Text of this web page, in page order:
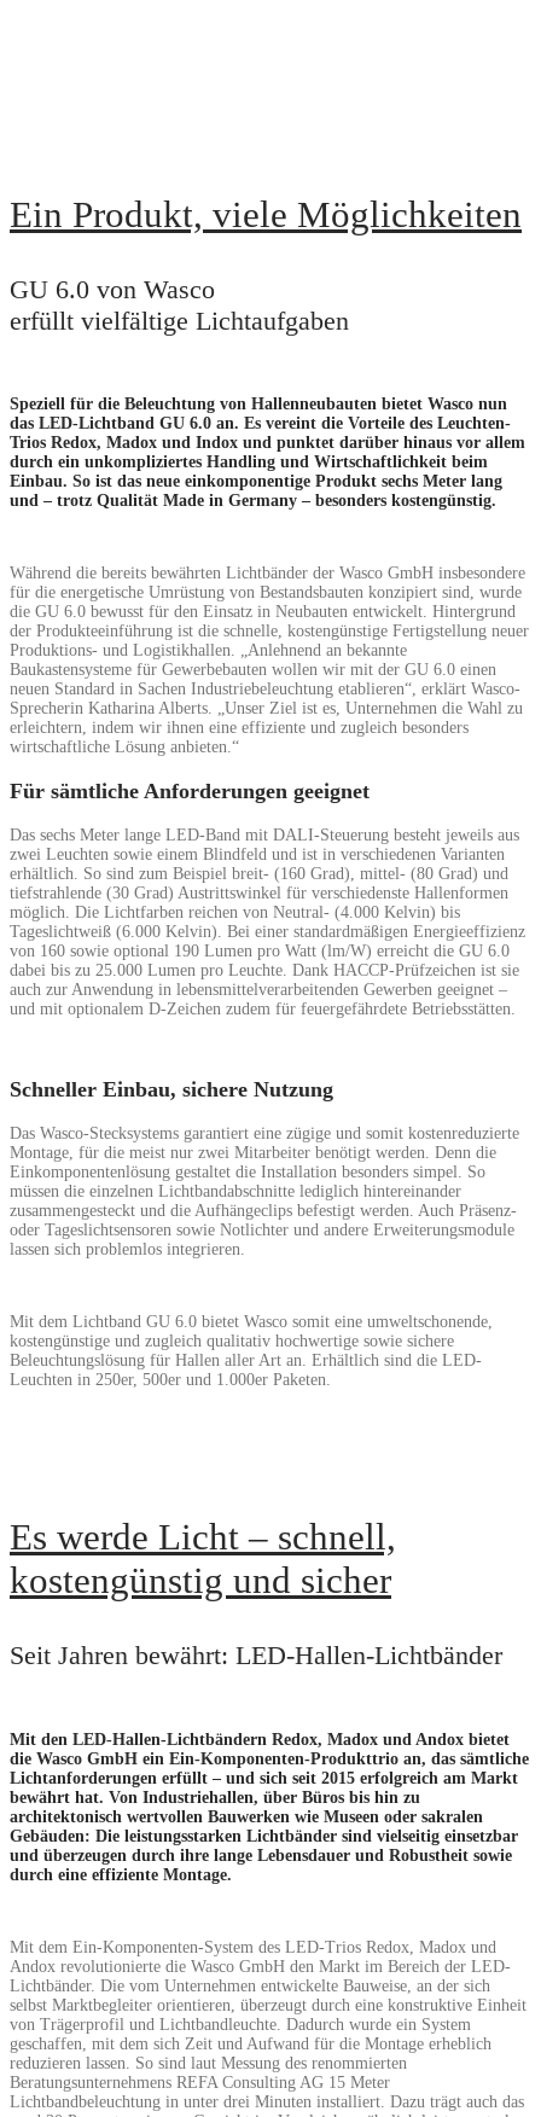
Ein Produkt, viele Möglichkeiten
GU 6.0 von Wasco
erfüllt vielfältige Lichtaufgaben
Speziell für die Beleuchtung von Hallenneubauten bietet Wasco nun
das LED-Lichtband GU 6.0 an. Es vereint die Vorteile des Leuchten-
Trios Redox, Madox und Indox und punktet darüber hinaus vor allem
durch ein unkompliziertes Handling und Wirtschaftlichkeit beim
Einbau. So ist das neue einkomponentige Produkt sechs Meter lang
und – trotz Qualität Made in Germany – besonders kostengünstig.
Während die bereits bewährten Lichtbänder der Wasco GmbH insbesondere
für die energetische Umrüstung von Bestandsbauten konzipiert sind, wurde
die GU 6.0 bewusst für den Einsatz in Neubauten entwickelt. Hintergrund
der Produkteeinführung ist die schnelle, kostengünstige Fertigstellung neuer
Produktions- und Logistikhallen. „Anlehnend an bekannte
Baukastensysteme für Gewerbebauten wollen wir mit der GU 6.0 einen
neuen Standard in Sachen Industriebeleuchtung etablieren“, erklärt Wasco-
Sprecherin Katharina Alberts. „Unser Ziel ist es, Unternehmen die Wahl zu
erleichtern, indem wir ihnen eine effiziente und zugleich besonders
wirtschaftliche Lösung anbieten.“
Für sämtliche Anforderungen geeignet
Das sechs Meter lange LED-Band mit DALI-Steuerung besteht jeweils aus
zwei Leuchten sowie einem Blindfeld und ist in verschiedenen Varianten
erhältlich. So sind zum Beispiel breit- (160 Grad), mittel- (80 Grad) und
tiefstrahlende (30 Grad) Austrittswinkel für verschiedenste Hallenformen
möglich. Die Lichtfarben reichen von Neutral- (4.000 Kelvin) bis
Tageslichtweiß (6.000 Kelvin). Bei einer standardmäßigen Energieeffizienz
von 160 sowie optional 190 Lumen pro Watt (lm/W) erreicht die GU 6.0
dabei bis zu 25.000 Lumen pro Leuchte. Dank HACCP-Prüfzeichen ist sie
auch zur Anwendung in lebensmittelverarbeitenden Gewerben geeignet –
und mit optionalem D-Zeichen zudem für feuergefährdete Betriebsstätten.
Schneller Einbau, sichere Nutzung
Das Wasco-Stecksystems garantiert eine zügige und somit kostenreduzierte
Montage, für die meist nur zwei Mitarbeiter benötigt werden. Denn die
Einkomponentenlösung gestaltet die Installation besonders simpel. So
müssen die einzelnen Lichtbandabschnitte lediglich hintereinander
zusammengesteckt und die Aufhängeclips befestigt werden. Auch Präsenz-
oder Tageslichtsensoren sowie Notlichter und andere Erweiterungsmodule
lassen sich problemlos integrieren.
Mit dem Lichtband GU 6.0 bietet Wasco somit eine umweltschonende,
kostengünstige und zugleich qualitativ hochwertige sowie sichere
Beleuchtungslösung für Hallen aller Art an. Erhältlich sind die LED-
Leuchten in 250er, 500er und 1.000er Paketen.
Es werde Licht – schnell,
kostengünstig und sicher
Seit Jahren bewährt: LED-Hallen-Lichtbänder
Mit den LED-Hallen-Lichtbändern Redox, Madox und Andox bietet
die Wasco GmbH ein Ein-Komponenten-Produkttrio an, das sämtliche
Lichtanforderungen erfüllt – und sich seit 2015 erfolgreich am Markt
bewährt hat. Von Industriehallen, über Büros bis hin zu
architektonisch wertvollen Bauwerken wie Museen oder sakralen
Gebäuden: Die leistungsstarken Lichtbänder sind vielseitig einsetzbar
und überzeugen durch ihre lange Lebensdauer und Robustheit sowie
durch eine effiziente Montage.
Mit dem Ein-Komponenten-System des LED-Trios Redox, Madox und
Andox revolutionierte die Wasco GmbH den Markt im Bereich der LED-
Lichtbänder. Die vom Unternehmen entwickelte Bauweise, an der sich
selbst Marktbegleiter orientieren, überzeugt durch eine konstruktive Einheit
von Trägerprofil und Lichtbandleuchte. Dadurch wurde ein System
geschaffen, mit dem sich Zeit und Aufwand für die Montage erheblich
reduzieren lassen. So sind laut Messung des renommierten
Beratungsunternehmens REFA Consulting AG 15 Meter
Lichtbandbeleuchtung in unter drei Minuten installiert. Dazu trägt auch das